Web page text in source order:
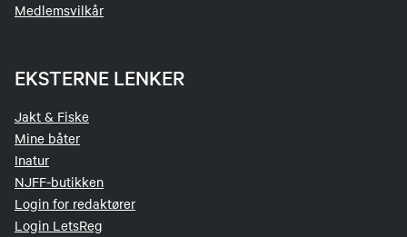
Medlemsvilkår
EKSTERNE LENKER
Jakt & Fiske
Mine båter
Inatur
NJFF-butikken
Login for redaktører
Login LetsReg